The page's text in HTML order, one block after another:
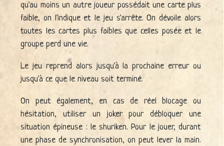
qu'au moins un autre joueur possédait une carte plus
faible, on l'indique et le jeu s'arrête. On dévoile alors
toutes les cartes plus faibles que celles posée et le
groupe perd une vie.
Le jeu reprend alors jusqu'à la prochaine erreur ou
jusqu'à ce que le niveau soit terminé.
On peut également, en cas de réel blocage ou
hésitation, utiliser un joker pour débloquer une
situation épineuse : le shuriken. Pour le jouer, durant
une phase de synchronisation, on peut lever la main.